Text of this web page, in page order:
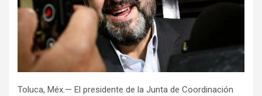
Toluca, Méx.— El presidente de la Junta de Coordinación